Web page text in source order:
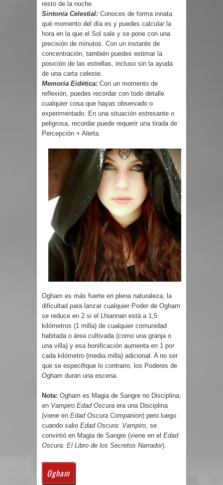
resto de la noche.
Sintonía Celestial: Conoces de forma innata
qué momento del día es y puedes calcular la
hora en la que el Sol sale y se pone con una
precisión de minutos. Con un instante de
concentración, también puedes estimar la
posición de las estrellas, incluso sin la ayuda
de una carta celeste.
Memoria Eidética: Con un momento de
reflexión, puedes recordar con todo detalle
cualquier cosa que hayas observado o
experimentado. En una situación estresante o
peligrosa, recordar puede requerir una tirada de
Percepción + Alerta.
Ogham es más fuerte en plena naturaleza; la
dificultad para lanzar cualquier Poder de Ogham
se reduce en 2 si el Lhiannan está a 1,5
kilómetros (1 milla) de cualquier comunidad
habitada o área cultivada (como una granja o
una villa) y esa bonificación aumenta en 1 por
cada kilómetro (media milla) adicional. A no ser
que se especifique lo contrario, los Poderes de
Ogham duran una escena.
Nota: Ogham es Magia de Sangre no Disciplina;
en Vampiro Edad Oscura era una Disciplina
(viene en Edad Oscura Companion) pero luego
cuando salio Edad Oscura: Vampiro , se
convirtió en Magia de Sangre (viene en el Edad
Oscura: El Libro de los Secretos Narrador).
Ogham